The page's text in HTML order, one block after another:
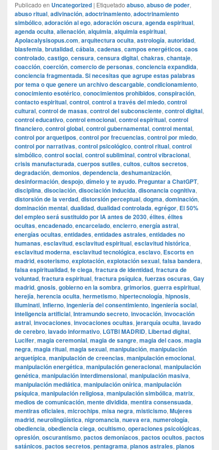
Publicado en Uncategorized | Etiquetado abuso, abuso de poder,
abuso ritual, adivinación, adoctrinamiento, adoctrinamiento
simbólico, adoración al ego, adoración oscura, agenda espiritual,
agenda oculta, alienación, alquimia, alquimia espiritual,
Apolacalysisopus.com, arquitectura oculta, astrología, autoridad,
blasfemia, brutalidad, cábala, cadenas, campos energéticos, caos
controlado, castigo, censura, censura digital, chakras, chantaje,
coacción, coerción, comercio de personas, conciencia expandida,
conciencia fragmentada. Si necesitas que agrupe estas palabras
por tema o que genere un archivo descargable, condicionamiento,
conocimiento esotérico, conocimientos prohibidos, conspiración,
contacto espiritual, control, control a través del miedo, control
cultural, control de masas, control del subconsciente, control digital,
control educativo, control emocional, control espiritual, control
financiero, control global, control gubernamental, control mental,
control por arquetipos, control por frecuencias, control por miedo,
control por narrativas, control psicológico, control ritual, control
simbólico, control social, control subliminal, control vibracional,
crisis manufacturada, cuerpos sutiles, cultos, cultos secretos,
degradación, demonios, dependencia, deshumanización,
desinformación, despojo, dímelo y te ayudo. Preguntar a ChatGPT,
disciplina, disociación, disociación inducida, disonancia cognitiva,
distorsión de la verdad, distorsión perceptual, dogma, dominación,
dominación mental, dualidad, dualidad controlada, egrégor, El 50%
del empleo será sustituido por IA antes de 2030, élites, élites
ocultas, encadenado, encarcelado, encierro, energía astral,
energías ocultas, entidades, entidades astrales, entidades no
humanas, esclavitud, esclavitud espiritual, esclavitud histórica,
esclavitud moderna, esclavitud tecnológica, esclavo, Escorts en
madrid, esoterismo, explotación, explotación sexual, falsa bandera,
falsa espiritualidad, fe ciega, fractura de identidad, fractura de
voluntad, fractura espiritual, fractura psíquica, fuerzas oscuras, Gay
madrid, gnosis, gobierno en la sombra, grimorios, guerra espiritual,
herejía, herencia oculta, hermetismo, hipertecnología, hipnosis,
illuminati, infierno, ingeniería del consentimiento, ingeniería social,
inteligencia artificial, Intramundo secreto, invocación, invocación
astral, invocaciones, invocaciones ocultas, jerarquía oculta, lavado
de cerebro, lavado informativo, LGTBI MADRID, Libertad digital,
Lucifer, magia ceremonial, magia de sangre, magia del caos, magia
negra, magia ritual, magia sexual, manipulación, manipulación
arquetípica, manipulación de creencias, manipulación emocional,
manipulación energética, manipulación generacional, manipulación
genética, manipulación interdimensional, manipulación masiva,
manipulación mediática, manipulación onírica, manipulación
psíquica, manipulación religiosa, manipulación simbólica, matrix,
medios de comunicación, mente dividida, mentira consensuada,
mentiras oficiales, microchips, misa negra, misticismo, Mujeres
madrid, neurolingüística, nigromancia, nueva era, numerología,
obediencia, obediencia ciega, ocultismo, operaciones psicológicas,
opresión, oscurantismo, pactos demoníacos, pactos ocultos, pactos
satánicos, pactos secretos, pentagrama, planos astrales, planos